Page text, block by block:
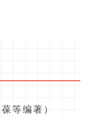
等编著）